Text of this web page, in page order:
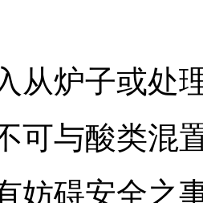
从炉子或处
可与酸类混
妨碍安全之